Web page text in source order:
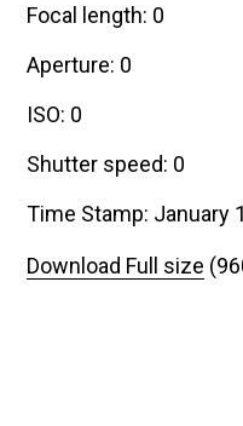
Focal length: 0
Aperture: 0
ISO: 0
Shutter speed: 0
Time Stamp: January
Download Full size